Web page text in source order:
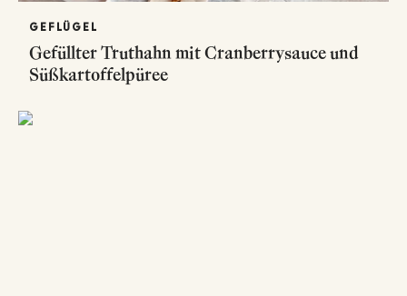
GEFLÜGEL
Gefüllter Truthahn mit Cranberrysauce und
Süßkartoffelpüree